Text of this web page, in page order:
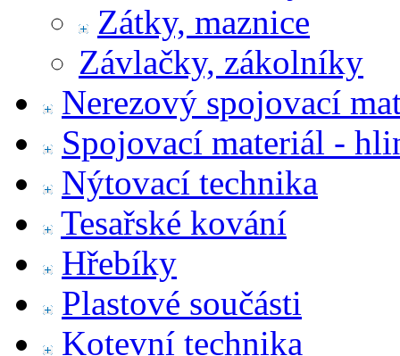
Zátky, maznice
Závlačky, zákolníky
Nerezový spojovací
Spojovací materiál -
Nýtovací technika
Tesařské kování
Hřebíky
Plastové součásti
Kotevní technika